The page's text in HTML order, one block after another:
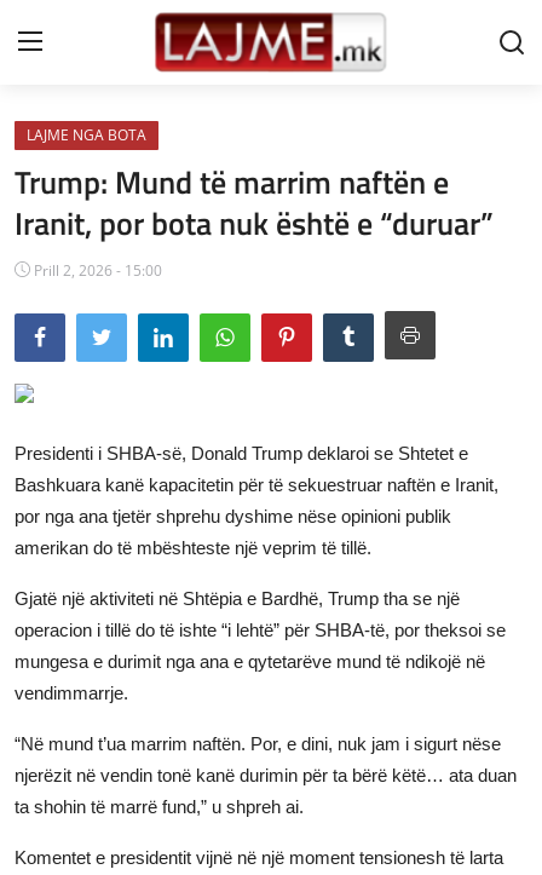
Shtëpi
LAJME MAQEDONI
SHQIPERI
KOSOVA
LAJME NGA BOTA
SPORT
SHENDETI
Gallery
Shqip
LAJME NGA BOTA
Trump: Mund të marrim naftën e
Iranit, por bota nuk është e “duruar”
Prill 2, 2026 - 15:00
Presidenti i SHBA-së, Donald Trump deklaroi se Shtetet e
Bashkuara kanë kapacitetin për të sekuestruar naftën e Iranit,
por nga ana tjetër shprehu dyshime nëse opinioni publik
amerikan do të mbështeste një veprim të tillë.
Gjatë një aktiviteti në Shtëpia e Bardhë, Trump tha se një
operacion i tillë do të ishte “i lehtë” për SHBA-të, por theksoi se
mungesa e durimit nga ana e qytetarëve mund të ndikojë në
vendimmarrje.
“Në mund t’ua marrim naftën. Por, e dini, nuk jam i sigurt nëse
njerëzit në vendin tonë kanë durimin për ta bërë këtë… ata duan
ta shohin të marrë fund,” u shpreh ai.
Komentet e presidentit vijnë në një moment tensionesh të larta